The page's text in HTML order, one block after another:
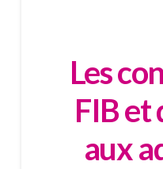
Les
FIB et
aux